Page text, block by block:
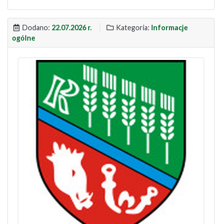
Dodano: 22.07.2026 r. Kategoria: Informacje
ogólne